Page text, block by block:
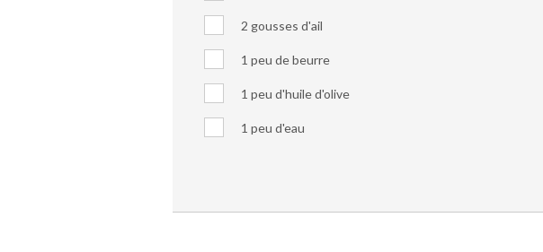
2 gousses d'ail
1 peu de beurre
1 peu d'huile d'olive
1 peu d'eau